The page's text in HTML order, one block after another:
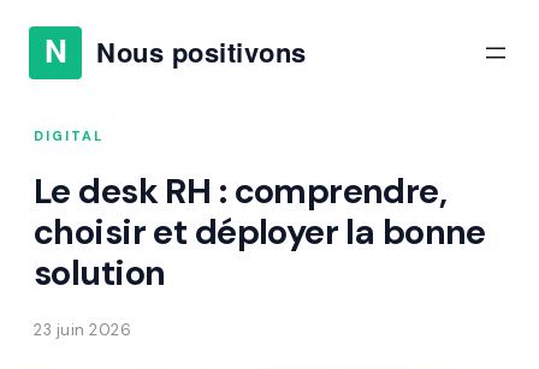
DIGITAL
Le desk RH : comprendre,
choisir et déployer la bonne
solution
23 juin 2026